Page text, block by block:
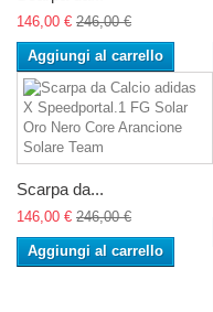
146,00 € 246,00 €
Aggiungi al carrello
Scarpa da...
146,00 € 246,00 €
Aggiungi al carrello